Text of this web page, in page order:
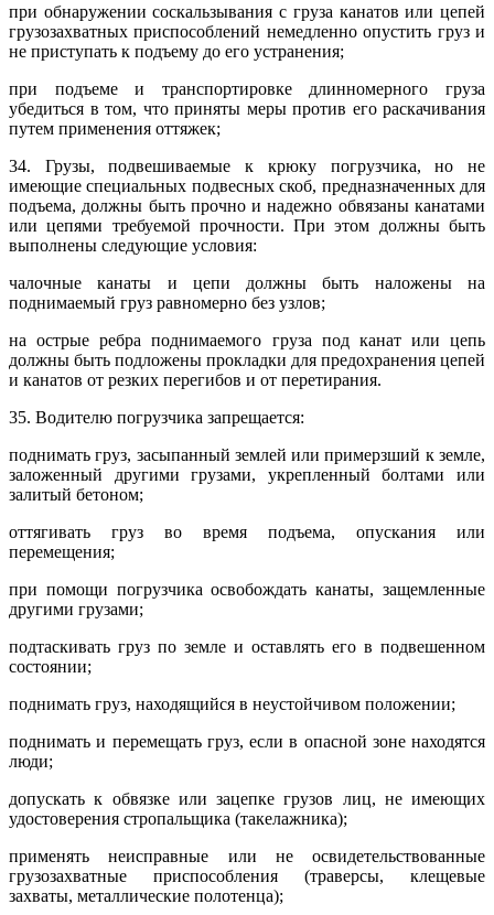
при обнаружении соскальзывания с груза канатов или цепей
грузозахватных приспособлений немедленно опустить груз и
не приступать к подъему до его устранения;
при подъеме и транспортировке длинномерного груза
убедиться в том, что приняты меры против его раскачивания
путем применения оттяжек;
34. Грузы, подвешиваемые к крюку погрузчика, но не
имеющие специальных подвесных скоб, предназначенных для
подъема, должны быть прочно и надежно обвязаны канатами
или цепями требуемой прочности. При этом должны быть
выполнены следующие условия:
чалочные канаты и цепи должны быть наложены на
поднимаемый груз равномерно без узлов;
на острые ребра поднимаемого груза под канат или цепь
должны быть подложены прокладки для предохранения цепей
и канатов от резких перегибов и от перетирания.
35. Водителю погрузчика запрещается:
поднимать груз, засыпанный землей или примерзший к земле,
заложенный другими грузами, укрепленный болтами или
залитый бетоном;
оттягивать груз во время подъема, опускания или
перемещения;
при помощи погрузчика освобождать канаты, защемленные
другими грузами;
подтаскивать груз по земле и оставлять его в подвешенном
состоянии;
поднимать груз, находящийся в неустойчивом положении;
поднимать и перемещать груз, если в опасной зоне находятся
люди;
допускать к обвязке или зацепке грузов лиц, не имеющих
удостоверения стропальщика (такелажника);
применять неисправные или не освидетельствованные
грузозахватные приспособления (траверсы, клещевые
захваты, металлические полотенца);